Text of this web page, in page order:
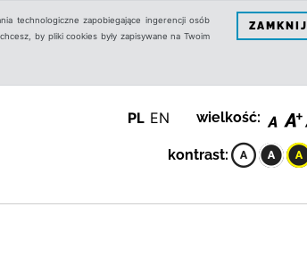
technologiczne zapobiegające ingerencji osób
by pliki cookies były zapisywane na Twoim
ZAMKNIJ
PL EN wielkość:
kontrast: